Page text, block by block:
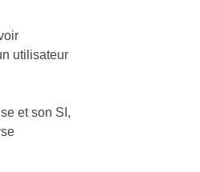
utilisateur
et son SI,